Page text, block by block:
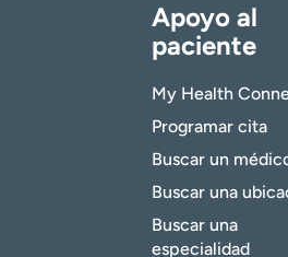
Apoyo al
paciente
My Health
Programar cita
Buscar un
Buscar una
Buscar una
especialidad